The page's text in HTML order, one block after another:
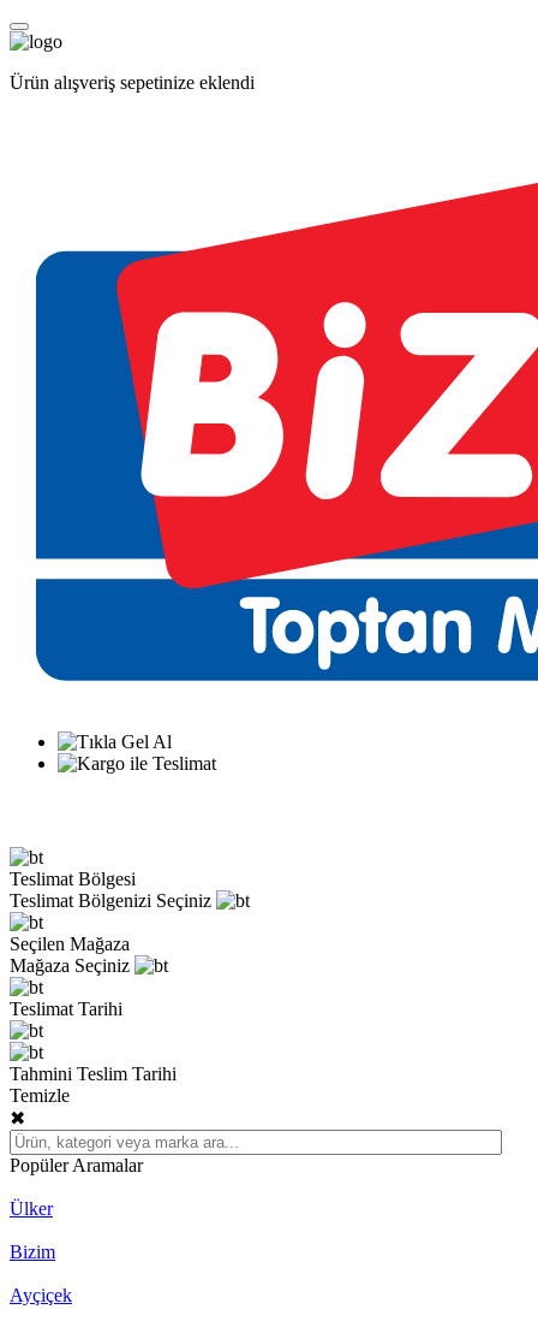
Ürün alışveriş sepetinize eklendi
Teslimat Bölgesi
Teslimat Bölgenizi Seçiniz
Seçilen Mağaza
Mağaza Seçiniz
Teslimat Tarihi
Tahmini Teslim Tarihi
Temizle
✖
Popüler Aramalar
Ülker
Bizim
Ayçiçek